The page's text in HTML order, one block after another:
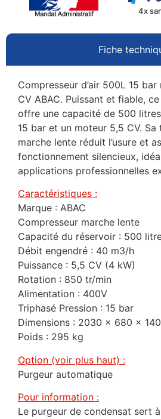
4x
Fiche
Compresseur d’air 500L 15
CV ABAC. Puissant et fiable,
offre une capacité de 500
15 bar et un moteur 5,5 CV. Sa
marche lente réduit l’usure et
fonctionnement silencieux,
applications professionnelles
Caractéristiques :
Marque : ABAC
Compresseur marche lente
Capacité du réservoir : 500
Débit engendré : 40 m3/h
Puissance : 5,5 CV (4 kW)
Rotation : 850 tr/min
Alimentation : 400V
Triphasé Pression : 15 bar
Dimensions : 2030 x 680 x
Poids : 295 kg
Option (voir plus haut) :
Purgeur automatique
Pour information :
Le purgeur de condensat sert